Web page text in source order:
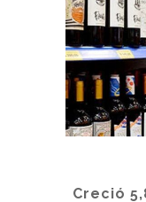
Creció